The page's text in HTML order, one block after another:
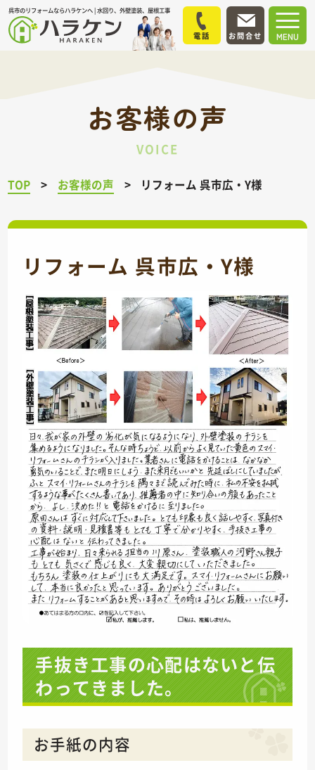
呉市のリフォームならハラケンへ | 水回り、外壁塗装、屋根工事
MENU
電話 お問合せ
お客様の声
VOICE
TOP お客様の声 リフォーム 呉市広・Y様
リフォーム 呉市広・Y様
手抜き工事の心配はないと伝
わってきました。
お手紙の内容